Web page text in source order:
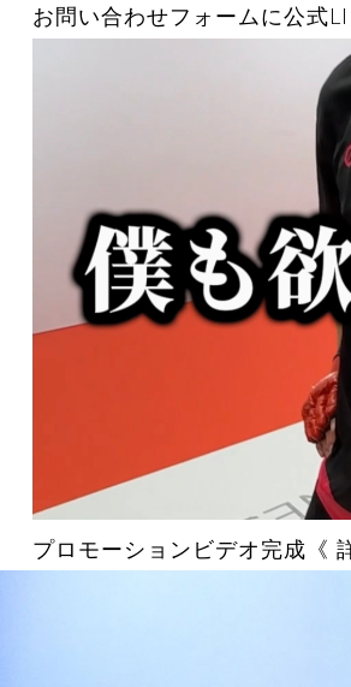
お問い合わせフォームに公式
プロモーションビデオ完成《